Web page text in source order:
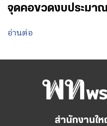
จุดคอขวดงบประมาณ
อ่านต่อ
สำนักงานใ